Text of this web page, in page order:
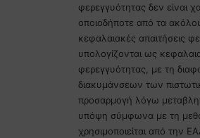
φερεγγυότητας δεν είναι
οποιοδήποτε από τα
κεφαλαιακές απαιτήσεις
υπολογίζονται ως
φερεγγυότητας, με τη
διακυμάνσεων των
προσαρμογή λόγω
υπόψη σύμφωνα με τη
χρησιμοποιείται από την